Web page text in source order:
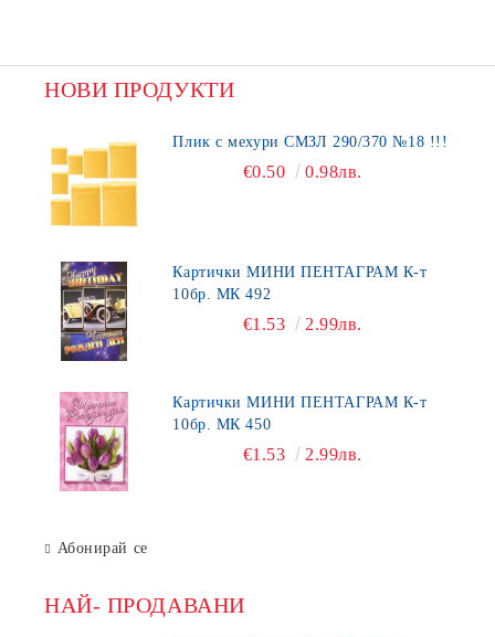
НОВИ ПРОДУКТИ
Плик с мехури СМЗЛ 290/370 №18 !!!
€0.50 0.98лв.
Картички МИНИ ПЕНТАГРАМ К-т
10бр. МК 492
€1.53 2.99лв.
Картички МИНИ ПЕНТАГРАМ К-т
10бр. МК 450
€1.53 2.99лв.
Абонирай се
НАЙ- ПРОДАВАНИ